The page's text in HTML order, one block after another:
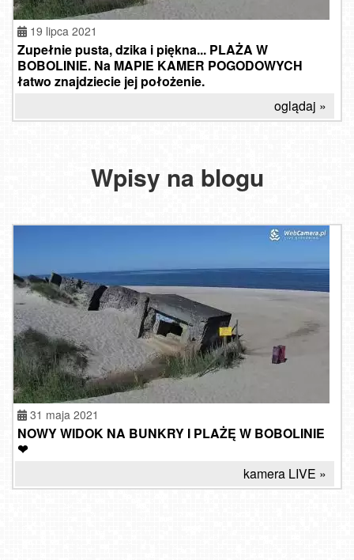
19 lipca 2021
Zupełnie pusta, dzika i piękna... PLAŻA W
BOBOLINIE. Na MAPIE KAMER POGODOWYCH
łatwo znajdziecie jej położenie.
oglądaj »
Wpisy na blogu
31 maja 2021
NOWY WIDOK NA BUNKRY I PLAŻĘ W BOBOLINIE
❤
kamera LIVE »